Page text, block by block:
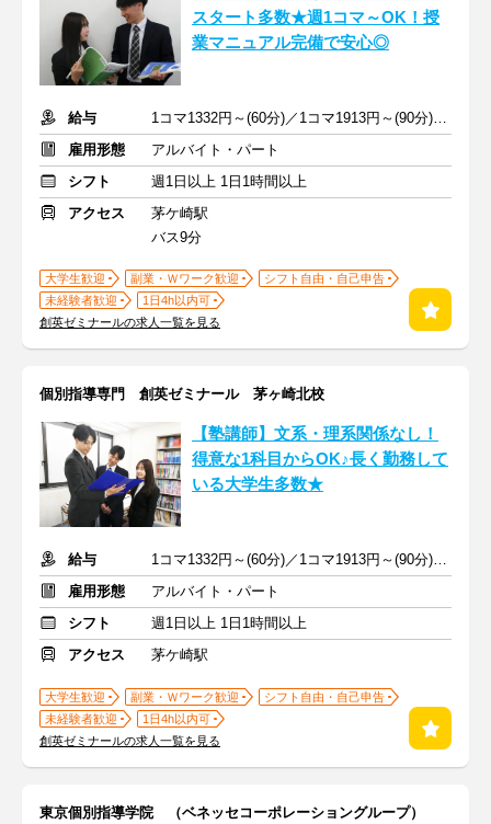
スタート多数★週1コマ～OK！授
業マニュアル完備で安心◎
給与
1コマ1332円～(60分)／1コマ1913円～(90分) ※準備報告手当込み
雇用形態
アルバイト・パート
シフト
週1日以上 1日1時間以上
アクセス
茅ケ崎駅
バス9分
大学生歓迎 副業・Ｗワーク歓迎
シフト自由・自己申告
未経験者歓迎
1日4h以内可
創英ゼミナールの求人一覧を見る
個別指導専門 創英ゼミナール 茅ヶ崎北校
【塾講師】文系・理系関係なし！
得意な1科目からOK♪長く勤務して
いる大学生多数★
給与
1コマ1332円～(60分)／1コマ1913円～(90分) ※準備報告手当込み
雇用形態
アルバイト・パート
シフト
週1日以上 1日1時間以上
アクセス
茅ケ崎駅
大学生歓迎 副業・Ｗワーク歓迎
シフト自由・自己申告
未経験者歓迎
1日4h以内可
創英ゼミナールの求人一覧を見る
東京個別指導学院 （ベネッセコーポレーショングループ）